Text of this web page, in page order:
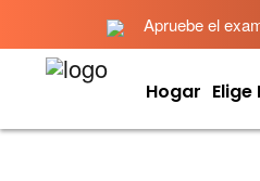
Apruebe el
Hogar Elige